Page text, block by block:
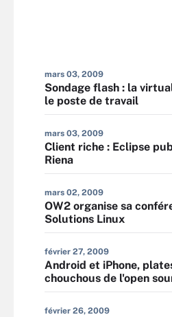
mars 03, 2009
Sondage flash : la
le poste de travail
mars 03, 2009
Client riche : Eclipse
Riena
mars 02, 2009
OW2 organise sa
Solutions Linux
février 27, 2009
Android et iPhone,
chouchous de l'open
février 26, 2009